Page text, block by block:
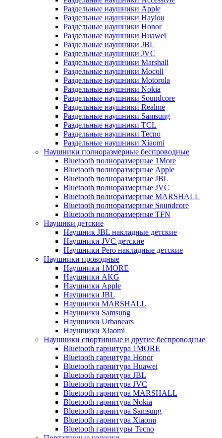
Раздельные наушники Apple
Раздельные наушники Haylou
Раздельные наушники Honor
Раздельные наушники Huawei
Раздельные наушники JBL
Раздельные наушники JVC
Раздельные наушники Marshall
Раздельные наушники Mocoll
Раздельные наушники Motorola
Раздельные наушники Nokia
Раздельные наушники Soundcore
Раздельные наушники Realme
Раздельные наушники Samsung
Раздельные наушники TCL
Раздельные наушники Tecno
Раздельные наушники Xiaomi
Наушники полноразмерные беспроводные
Bluetooth полноразмерные 1More
Bluetooth полноразмерные Apple
Bluetooth полноразмерные JBL
Bluetooth полноразмерные JVC
Bluetooth полноразмерные MARSHALL
Bluetooth полноразмерные Soundcore
Bluetooth полноразмерные TFN
Наушнки детские
Наушник JBL накладные детские
Наушники JVC детские
Наушники Pero накладные детские
Наушники проводные
Наушники 1MORE
Наушники AKG
Наушники Apple
Наушники JBL
Наушники MARSHALL
Наушники Samsung
Наушники Urbanears
Наушники Xiaomi
Наушники спортивные и другие беспроводные
Bluetooth гарнитура 1MORE
Bluetooth гарнитура Honor
Bluetooth гарнитура Huawei
Bluetooth гарнитура JBL
Bluetooth гарнитура JVC
Bluetooth гарнитура MARSHALL
Bluetooth гарнитура Nokia
Bluetooth гарнитура Samsung
Bluetooth гарнитура Xiaomi
Bluetooth гарнитуры Tecno